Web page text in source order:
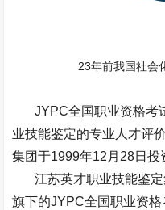
23年前我国社会
JYPC全国职业资格考
业技能鉴定的专业人才评
集团于1999年12月28日投
江苏英才职业技能鉴定
旗下的JYPC全国职业资